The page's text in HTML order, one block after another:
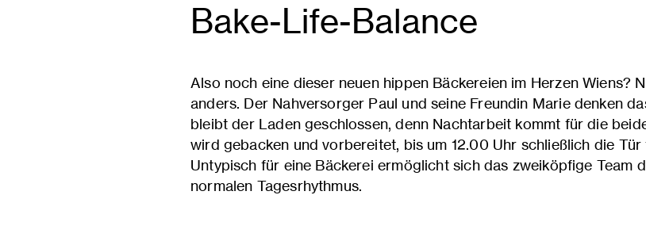
Bake-Life-Balance
Also noch eine dieser neuen hippen Bäckereien im Herzen Wiens?
anders. Der Nahversorger Paul und seine Freundin Marie denken
bleibt der Laden geschlossen, denn Nachtarbeit kommt für die
wird gebacken und vorbereitet, bis um 12.00 Uhr schließlich die
Untypisch für eine Bäckerei ermöglicht sich das zweiköpfige Team
normalen Tagesrhythmus.